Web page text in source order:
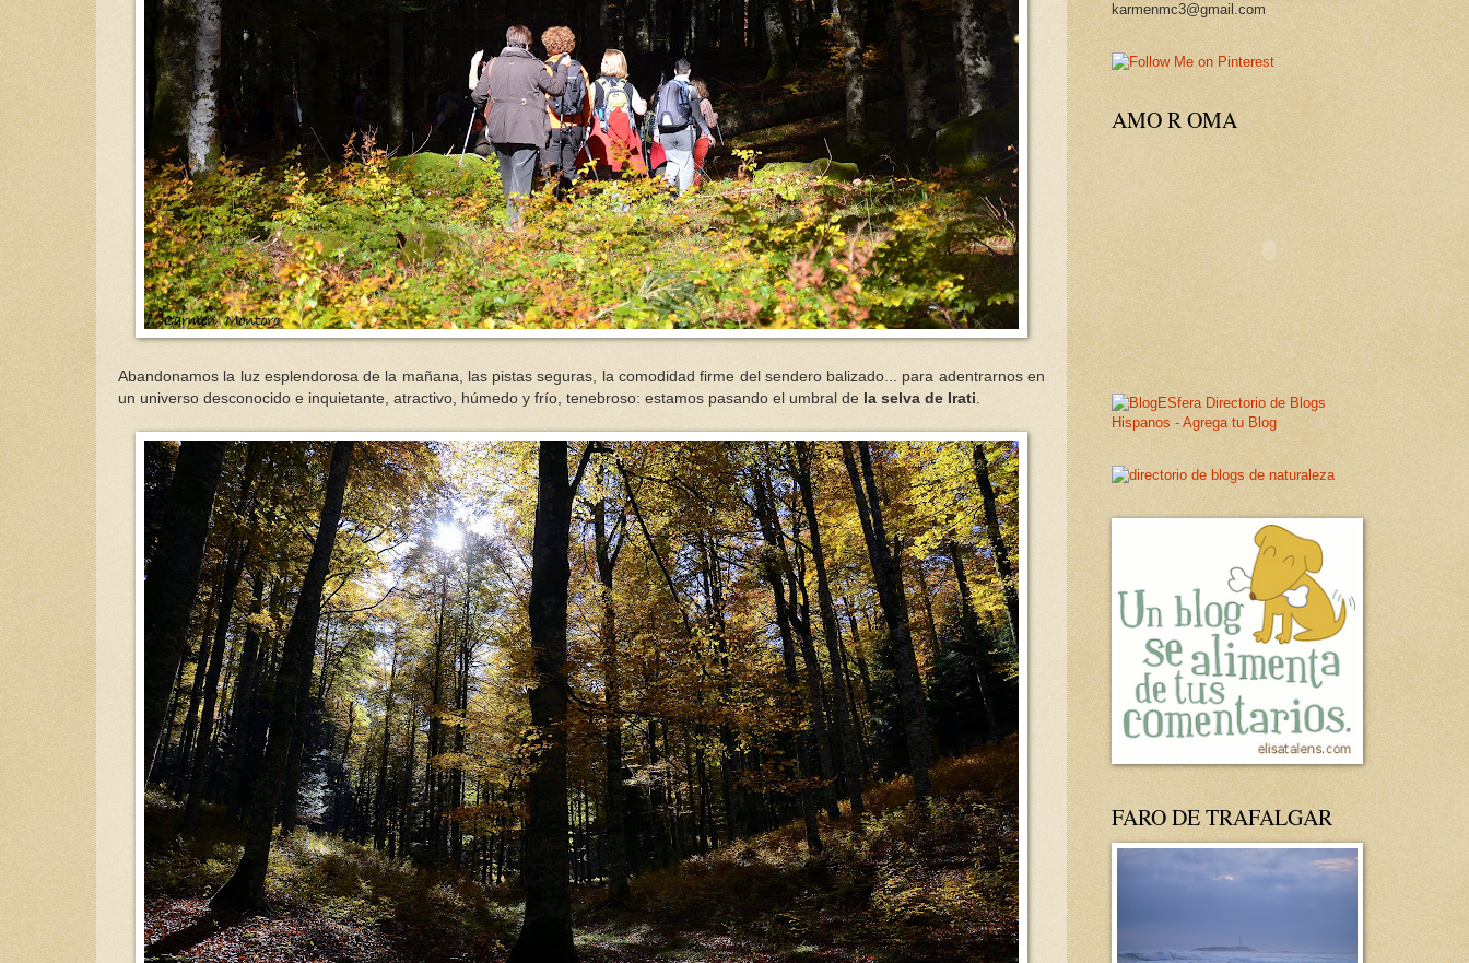
Abandonamos la luz esplendorosa de la mañana, las pistas seguras, la comodidad firme del sendero balizado... para adentrarnos en
un universo desconocido e inquietante, atractivo, húmedo y frío, tenebroso: estamos pasando el umbral de la selva de Irati
karmenmc3@gmail.com
AMO R OMA
FARO DE TRAFALGAR